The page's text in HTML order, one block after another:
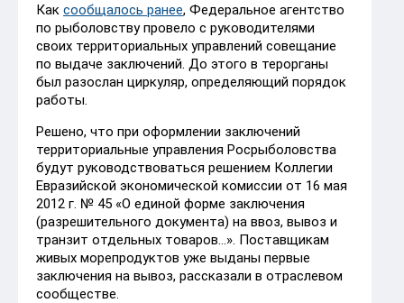
Как сообщалось ранее, Федеральное агентство
по рыболовству провело с руководителями
своих территориальных управлений совещание
по выдаче заключений. До этого в терорганы
был разослан циркуляр, определяющий порядок
работы.
Решено, что при оформлении заключений
территориальные управления Росрыболовства
будут руководствоваться решением Коллегии
Евразийской экономической комиссии от 16 мая
2012 г. № 45 «О единой форме заключения
(разрешительного документа) на ввоз, вывоз и
транзит отдельных товаров...». Поставщикам
живых морепродуктов уже выданы первые
заключения на вывоз, рассказали в отраслевом
сообществе.